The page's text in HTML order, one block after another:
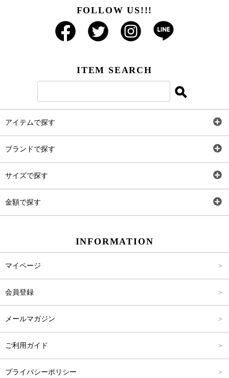
FOLLOW US!!!
ITEM SEARCH
アイテムで探す
ブランドで探す
サイズで探す
金額で探す
INFORMATION
マイページ
会員登録
メールマガジン
ご利用ガイド
プライバシーポリシー